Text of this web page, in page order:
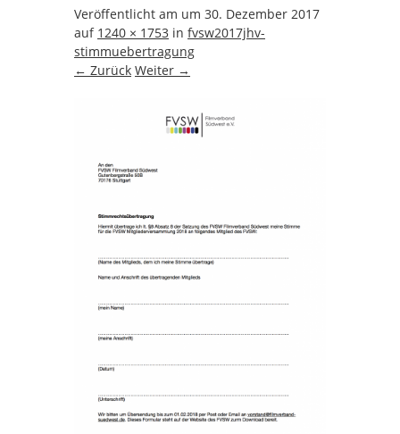
Veröffentlicht am um 30. Dezember 2017
auf 1240 × 1753 in fvsw2017jhv-
stimmuebertragung
← Zurück Weiter →